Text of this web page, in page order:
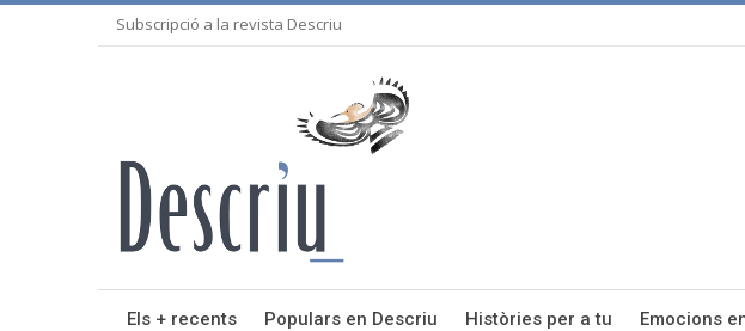
Subscripció a la revista Descriu
Els + recents Populars en Descriu Històries per a tu Emocions